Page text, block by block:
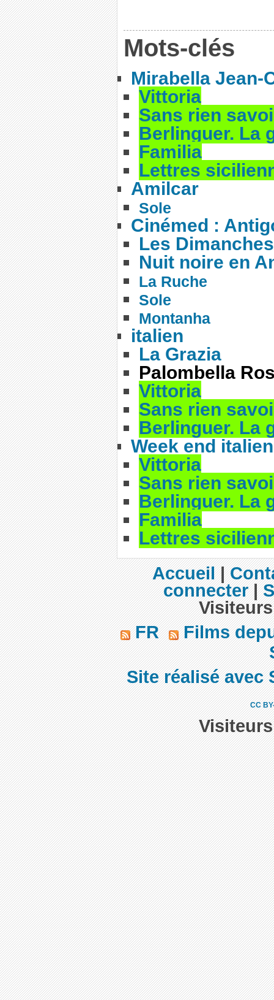
Mots-clés
Mirabella Jean-
Vittoria
Sans rien
Berlinguer. La
Familia
Lettres
Amilcar
Sole
Cinémed :
Les Dimanches
Nuit noire en
La Ruche
Sole
Montanha
italien
La Grazia
Palombella
Vittoria
Sans rien
Berlinguer. La
Week end italien
Vittoria
Sans rien
Berlinguer. La
Familia
Lettres
Accueil|
connecter|
FR
Films
Site réalisé avec
CC